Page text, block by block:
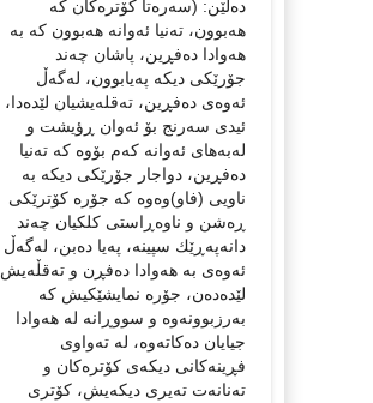
ده‌ڵێن: (سه‌ره‌تا كۆتره‌كان كه‌
هه‌بوون، ته‌نیا ئه‌وانه‌ هه‌بوون كه‌ به‌
هه‌وادا ده‌فڕین، پاشان چه‌ند
جۆرێكی دیكه‌ په‌یابوون، له‌گه‌ڵ
ئه‌وه‌ی ده‌فڕین، ته‌قله‌یشیان لێده‌دا،
ئیدی سه‌رنج بۆ ئه‌وان ڕؤیشت و
له‌به‌های ئه‌وانه‌ كه‌م بۆوه‌ كه‌ ته‌نیا
ده‌فڕین، دواجار جۆرێكی دیكه‌ به‌
ناویی (فاو)وه‌وه‌ كه‌ جۆره‌ كۆترێكی
ڕه‌شن و ناوه‌ڕاستی كلكیان چه‌ند
دانه‌په‌ڕێك سپینه‌، په‌یا ده‌بن، له‌گه‌ڵ
ئه‌وه‌ی به‌ هه‌وادا ده‌فڕن و ته‌قڵه‌یش
لێده‌ده‌ن، جۆره‌ نمایشێكیش كه‌
به‌رزبوونه‌وه‌ و سووڕانه‌ له هه‌وادا‌
جیایان ده‌كاته‌وه‌، له‌ ته‌واوی
فڕینه‌كانی دیكه‌ی كۆتره‌كان و
ته‌نانه‌ت ته‌یری دیكه‌یش، كۆتری